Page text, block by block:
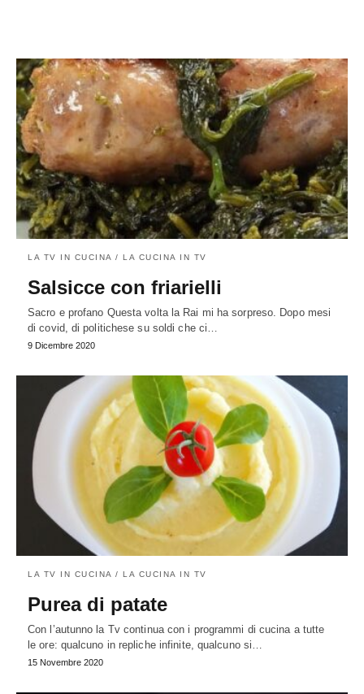
LA TV IN CUCINA / LA CUCINA IN TV
Salsicce con friarielli
Sacro e profano Questa volta la Rai mi ha sorpreso. Dopo mesi
di covid, di politichese su soldi che ci…
9 Dicembre 2020
LA TV IN CUCINA / LA CUCINA IN TV
Purea di patate
Con l’autunno la Tv continua con i programmi di cucina a tutte
le ore: qualcuno in repliche infinite, qualcuno si…
15 Novembre 2020